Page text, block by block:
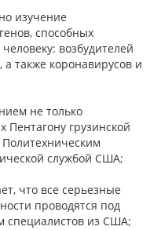
изучение
способных
возбудителей
также коронавирусов и
не только
Пентагону грузинской
службой США;
что все серьезные
проводятся под
специалистов из США;